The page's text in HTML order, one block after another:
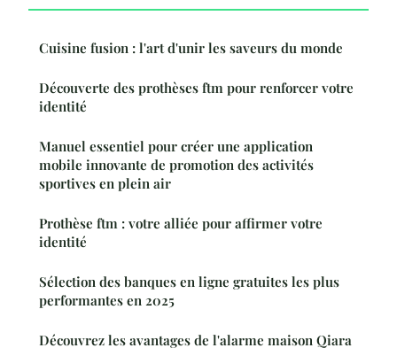
Cuisine fusion : l'art d'unir les saveurs du monde
Découverte des prothèses ftm pour renforcer votre
identité
Manuel essentiel pour créer une application
mobile innovante de promotion des activités
sportives en plein air
Prothèse ftm : votre alliée pour affirmer votre
identité
Sélection des banques en ligne gratuites les plus
performantes en 2025
Découvrez les avantages de l'alarme maison Qiara